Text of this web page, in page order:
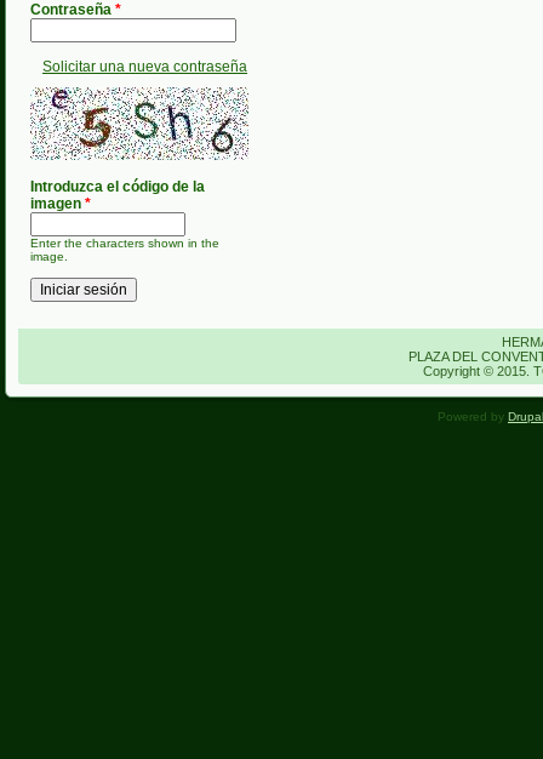
Contraseña *
Solicitar una nueva contraseña
Introduzca el código de la
imagen *
Enter the characters shown in the
image.
PLAZA DEL
Copyright © 2015.
Powered by Drupal